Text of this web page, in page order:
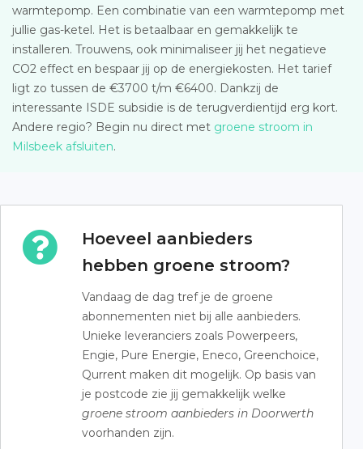
warmtepomp. Een combinatie van een warmtepomp met
jullie gas-ketel. Het is betaalbaar en gemakkelijk te
installeren. Trouwens, ook minimaliseer jij het negatieve
CO2 effect en bespaar jij op de energiekosten. Het tarief
ligt zo tussen de €3700 t/m €6400. Dankzij de
interessante ISDE subsidie is de terugverdientijd erg kort.
Andere regio? Begin nu direct met groene stroom in
Milsbeek afsluiten.
Hoeveel aanbieders
hebben groene stroom?
Vandaag de dag tref je de groene
abonnementen niet bij alle aanbieders.
Unieke leveranciers zoals Powerpeers,
Engie, Pure Energie, Eneco, Greenchoice,
Qurrent maken dit mogelijk. Op basis van
je postcode zie jij gemakkelijk welke
groene stroom aanbieders in Doorwerth
voorhanden zijn.